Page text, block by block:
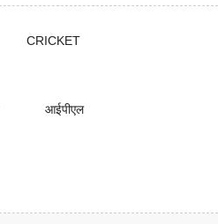
CRICKET
आईपीएल